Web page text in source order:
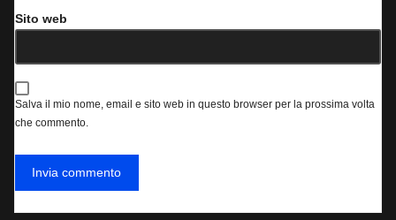
Sito web
Salva il mio nome, email e sito web in questo browser per la prossima volta
che commento.